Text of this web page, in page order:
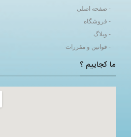
- صفحه اصلی
- فروشگاه
- وبلاگ
- قوانین و مقررات
ما کجاییم ؟